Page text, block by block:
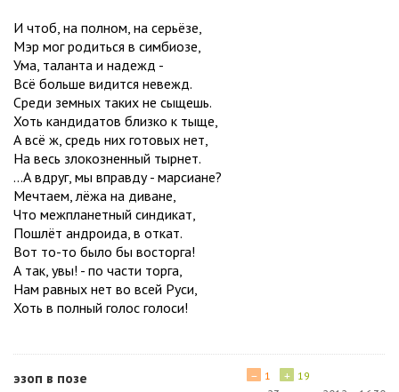
И чтоб, на полном, на серьёзе,
Мэр мог родиться в симбиозе,
Ума, таланта и надежд -
Всё больше видится невежд.
Среди земных таких не сыщешь.
Хоть кандидатов близко к тыще,
А всё ж, средь них готовых нет,
На весь злокозненный тырнет.
...А вдруг, мы вправду - марсиане?
Мечтаем, лёжа на диване,
Что межпланетный синдикат,
Пошлёт андроида, в откат.
Вот то-то было бы восторга!
А так, увы! - по части торга,
Нам равных нет во всей Руси,
Хоть в полный голос голоси!
эзоп в позе + 19
− 1